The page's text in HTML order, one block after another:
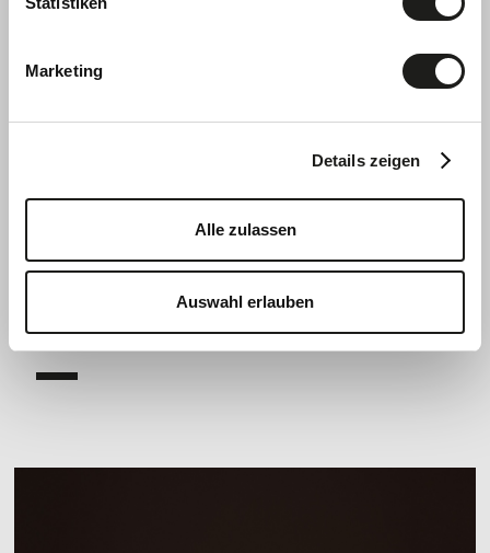
Marketing
Details zeigen
Alle zulassen
Auswahl erlauben